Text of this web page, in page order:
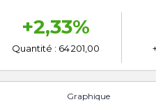
+2,33%
Quantité : 64 201,00
Graphique